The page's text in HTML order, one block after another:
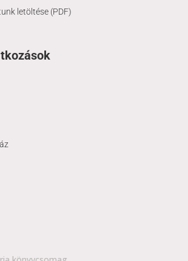
letöltése (PDF)